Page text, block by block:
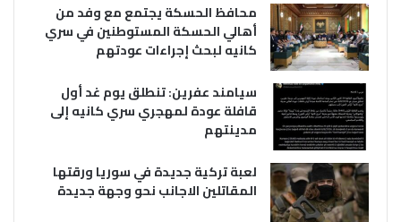
محافظ الحسكة يجتمع مع وفد من
أهالي الحسكة المستوطنين في سري
كانيه لبحث إجراءات عودتهم
سيامند عفرين: تنطلق يوم غد أول
قافلة عودة لمهجري سري كانيه إلى
مدينتهم
لعبة تركية جديدة في سوريا ورقتها
المقاتلين الاجانب نحو وجهة جديدة